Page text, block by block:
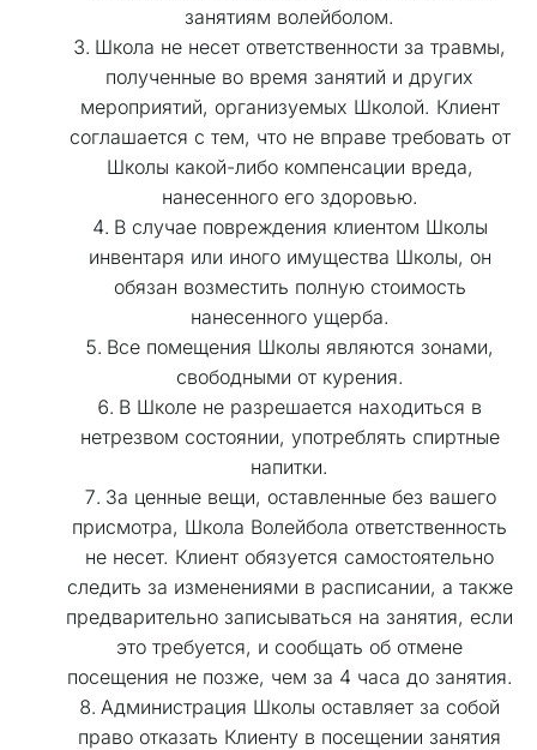
занятиям волейболом.
Школа не несет ответственности за травмы,
полученные во время занятий и других
мероприятий, организуемых Школой. Клиент
соглашается с тем, что не вправе требовать от
Школы какой-либо компенсации вреда,
нанесенного его здоровью.
В случае повреждения клиентом Школы
инвентаря или иного имущества Школы, он
обязан возместить полную стоимость
нанесенного ущерба.
Все помещения Школы являются зонами,
свободными от курения.
В Школе не разрешается находиться в
нетрезвом состоянии, употреблять спиртные
напитки.
За ценные вещи, оставленные без вашего
присмотра, Школа Волейбола ответственность
не несет. Клиент обязуется самостоятельно
следить за изменениями в расписании, а также
предварительно записываться на занятия, если
это требуется, и сообщать об отмене
посещения не позже, чем за 4 часа до занятия.
Администрация Школы оставляет за собой
право отказать Клиенту в посещении занятия